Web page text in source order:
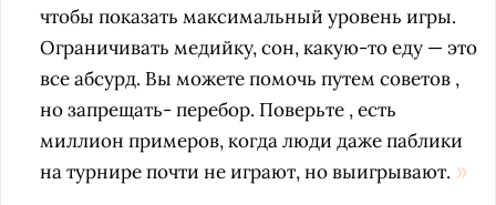
чтобы показать максимальный уровень игры.
Ограничивать медийку, сон, какую-то еду — это
все абсурд. Вы можете помочь путем советов ,
но запрещать- перебор. Поверьте , есть
миллион примеров, когда люди даже паблики
на турнире почти не играют, но выигрывают.